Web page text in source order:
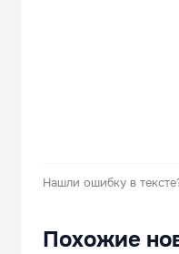
Нашли ошибку в
Похожие